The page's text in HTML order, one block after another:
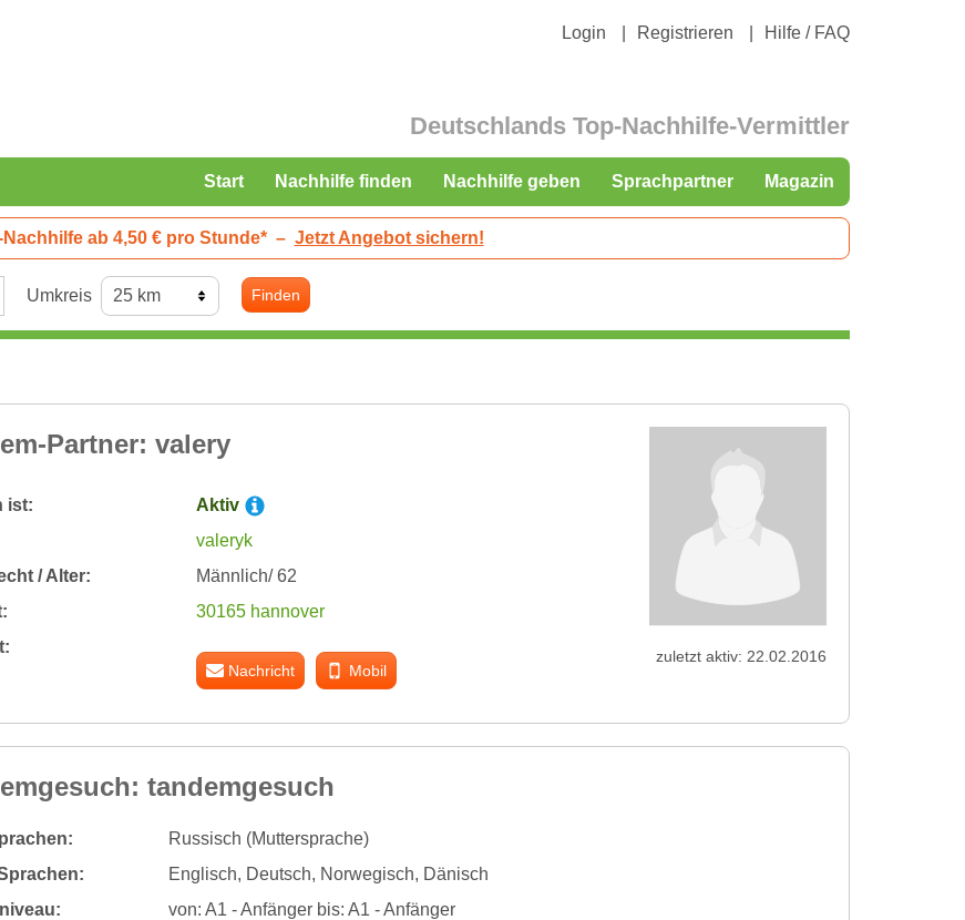
Login Registrieren Hilfe / FAQ
Deutschlands Top-Nachhilfe-Vermittler
Start Nachhilfe finden Nachhilfe geben Sprachpartner Magazin
Nachhilfe ab 4,50 € pro Stunde* – Jetzt Angebot sichern!
Umkreis Finden
Partner: valery
ist:
Aktiv
valeryk
/ Alter:
Männlich/ 62
30165 hannover
Nachricht Mobil
zuletzt aktiv: 22.02.2016
tandemgesuch
Russisch (Muttersprache)
Englisch, Deutsch, Norwegisch, Dänisch
von: A1 - Anfänger bis: A1 - Anfänger